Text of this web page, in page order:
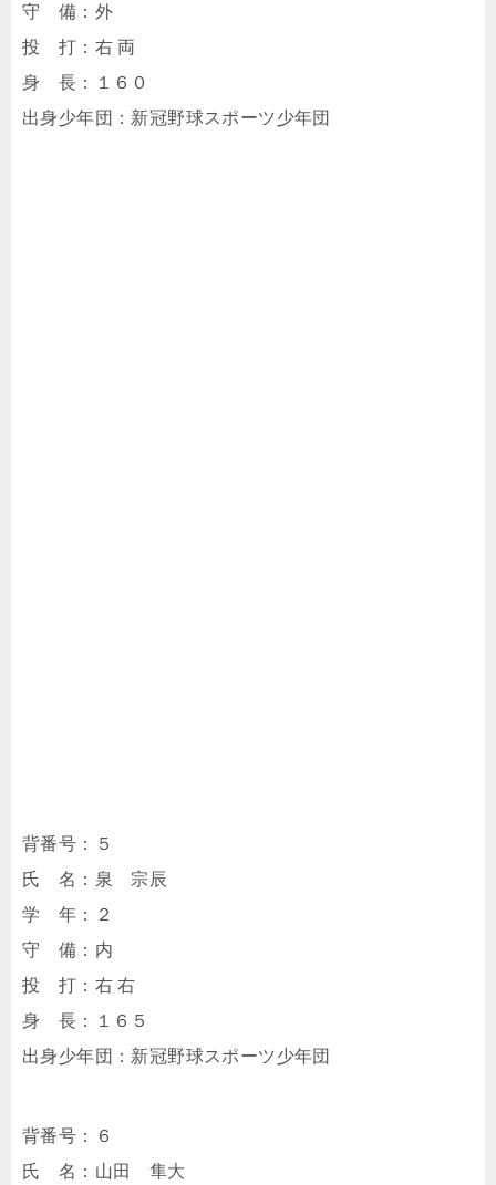
守 備：外
投 打：右 両
身 長：１６０
出身少年団：新冠野球スポーツ少年団
背番号：５
氏 名：泉 宗辰
学 年：２
守 備：内
投 打：右 右
身 長：１６５
出身少年団：新冠野球スポーツ少年団
背番号：６
氏 名：山田 隼大